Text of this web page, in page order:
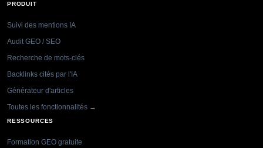
PRODUIT
Suivi des mentions IA
Audit GEO / SEO
Recherche de mots-clés
Backlinks cités par l'IA
Générateur d'articles
Toutes les fonctionnalités →
RESSOURCES
Formation GEO gratuite